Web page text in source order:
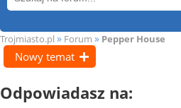
Trojmiasto.pl » Forum » Pepper House
Nowy temat
Odpowiadasz na: